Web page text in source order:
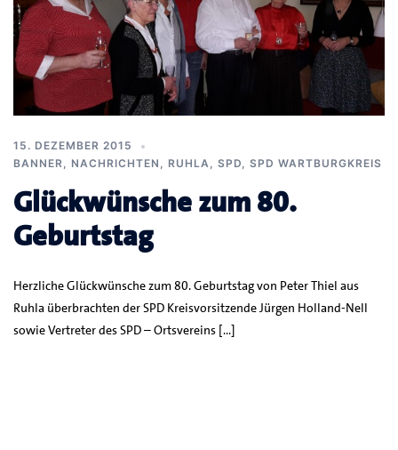
15. DEZEMBER 2015
BANNER, NACHRICHTEN , RUHLA, SPD, SPD WARTBURGKREIS
Glückwünsche zum 80.
Geburtstag
Herzliche Glückwünsche zum 80. Geburtstag von Peter Thiel aus
Ruhla überbrachten der SPD Kreisvorsitzende Jürgen Holland-Nell
sowie Vertreter des SPD – Ortsvereins […]